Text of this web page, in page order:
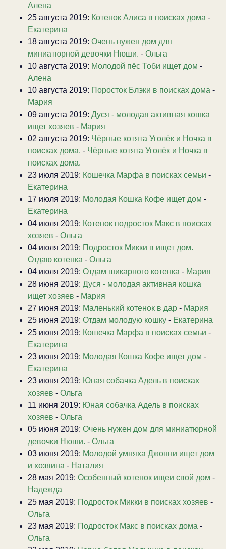
Алена
25 августа 2019: Котенок Алиса в поисках дома -
Екатерина
18 августа 2019: Очень нужен дом для
миниатюрной девочки Нюши. - Ольга
10 августа 2019: Молодой пёс Тоби ищет дом -
Алена
10 августа 2019: Поросток Блэки в поисках дома -
Мария
09 августа 2019: Дуся - молодая активная кошка
ищет хозяев - Мария
02 августа 2019: Чёрные котята Уголёк и Ночка в
поисках дома. - Чёрные котята Уголёк и Ночка в
поисках дома.
23 июля 2019: Кошечка Марфа в поисках семьи -
Екатерина
17 июля 2019: Молодая Кошка Кофе ищет дом -
Екатерина
04 июля 2019: Котенок подросток Макс в поисках
хозяев - Ольга
04 июля 2019: Подросток Микки в ищет дом.
Отдаю котенка - Ольга
04 июля 2019: Отдам шикарного котенка - Мария
28 июня 2019: Дуся - молодая активная кошка
ищет хозяев - Мария
27 июня 2019: Маленький котенок в дар - Мария
25 июня 2019: Отдам молодую кошку - Екатерина
25 июня 2019: Кошечка Марфа в поисках семьи -
Екатерина
23 июня 2019: Молодая Кошка Кофе ищет дом -
Екатерина
23 июня 2019: Юная собачка Адель в поисках
хозяев - Ольга
11 июня 2019: Юная собачка Адель в поисках
хозяев - Ольга
05 июня 2019: Очень нужен дом для миниатюрной
девочки Нюши. - Ольга
03 июня 2019: Молодой умняха Джонни ищет дом
и хозяина - Наталия
28 мая 2019: Особенный котенок ищеи свой дом -
Надежда
25 мая 2019: Подросток Микки в поисках хозяев -
Ольга
23 мая 2019: Подросток Макс в поисках дома -
Ольга